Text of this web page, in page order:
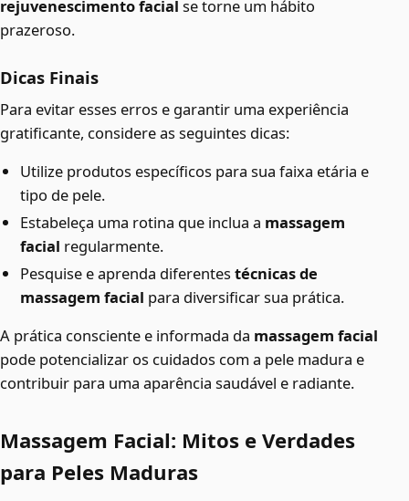
rejuvenescimento facial se torne um hábito
prazeroso.
Dicas Finais
Para evitar esses erros e garantir uma experiência
gratificante, considere as seguintes dicas:
Utilize produtos específicos para sua faixa etária e
tipo de pele.
Estabeleça uma rotina que inclua a massagem
facial regularmente.
Pesquise e aprenda diferentes técnicas de
massagem facial para diversificar sua prática.
A prática consciente e informada da massagem facial
pode potencializar os cuidados com a pele madura e
contribuir para uma aparência saudável e radiante.
Massagem Facial: Mitos e Verdades
para Peles Maduras